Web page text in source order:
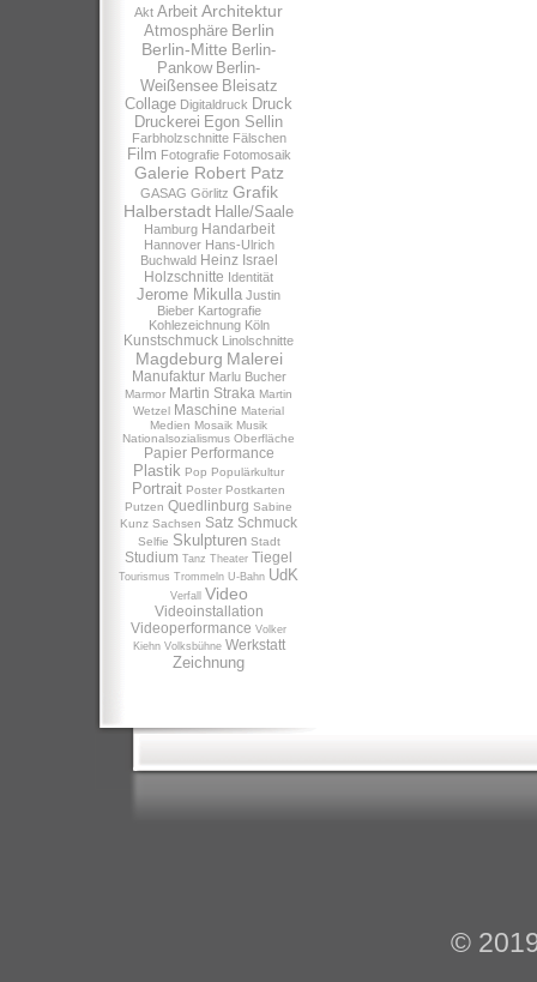
Akt Arbeit Architektur
Atmosphäre Berlin
Berlin-Mitte Berlin-
Pankow Berlin-
Weißensee Bleisatz
Collage Digitaldruck Druck
Druckerei Egon Sellin
Farbholzschnitte Fälschen
Film Fotografie Fotomosaik
Galerie Robert Patz
GASAG Görlitz Grafik
Halberstadt Halle/Saale
Hamburg Handarbeit
Hannover Hans-Ulrich
Buchwald Heinz Israel
Holzschnitte Identität
Jerome Mikulla Justin
Bieber Kartografie
Kohlezeichnung Köln
Kunstschmuck Linolschnitte
Magdeburg Malerei
Manufaktur Marlu Bucher
Marmor Martin Straka Martin
Wetzel Maschine Material
Medien Mosaik Musik
Nationalsozialismus Oberfläche
Papier Performance
Plastik Pop Populärkultur
Portrait Poster Postkarten
Putzen Quedlinburg Sabine
Kunz Sachsen Satz Schmuck
Selfie Skulpturen Stadt
Studium Tanz Theater Tiegel
Tourismus Trommeln U-Bahn UdK
Verfall Video
Videoinstallation
Videoperformance Volker
Kiehn Volksbühne Werkstatt
Zeichnung
©